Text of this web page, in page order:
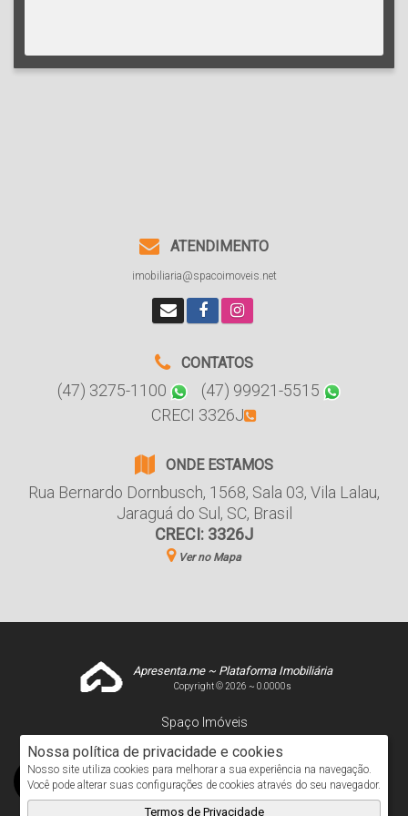
Nossa política de privacidade e cookies
Nosso site utiliza cookies para melhorar a sua experiência na navegação.
Você pode alterar suas configurações de cookies através do seu navegador.
Termos de Privacidade
ATENDIMENTO
imobiliaria@spacoimoveis.net
CONTATOS
(47) 3275-1100
(47) 99921-5515
CRECI 3326J
ONDE ESTAMOS
Rua Bernardo Dornbusch, 1568, Sala 03, Vila Lalau,
Jaraguá do Sul , SC, Brasil
CRECI: 3326J
Ver no Mapa
Apresenta.me ~ Plataforma Imobiliária
Copyright © 2026 ~ 0.0000s
Spaço Imóveis